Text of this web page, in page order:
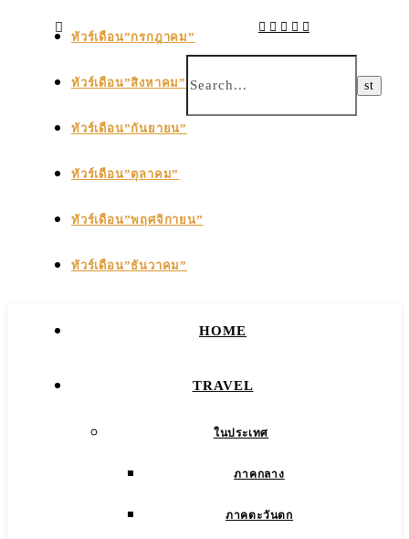
ทัวร์เดือน”กรกฎาคม”
ทัวร์เดือน”สิงหาคม”
ทัวร์เดือน”กันยายน”
ทัวร์เดือน”ตุลาคม”
ทัวร์เดือน”พฤศจิกายน”
ทัวร์เดือน”ธันวาคม”
HOME
TRAVEL
ในประเทศ
ภาคกลาง
ภาคตะวันตก